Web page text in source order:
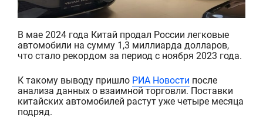
В мае 2024 года Китай продал России легковые
автомобили на сумму 1,3 миллиарда долларов,
что стало рекордом за период с ноября 2023 года.
К такому выводу пришло РИА Новости после
анализа данных о взаимной торговли. Поставки
китайских автомобилей растут уже четыре месяца
подряд.